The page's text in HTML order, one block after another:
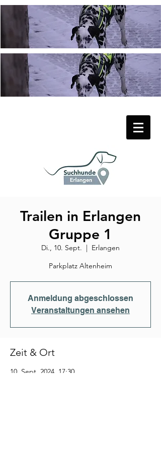
Trailen in Erlangen
Gruppe 1
Di., 10. Sept.
  |
Erlangen
Parkplatz Altenheim
Anmeldung abgeschlossen
Veranstaltungen ansehen
Zeit & Ort
10. Sept. 2024, 17:30